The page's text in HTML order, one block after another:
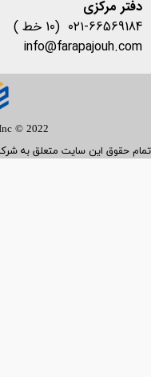
​​​​​​​دفتر مرکزی
۰۲۱-66569184 (10 خط )
info@farapajouh.com
© 2022